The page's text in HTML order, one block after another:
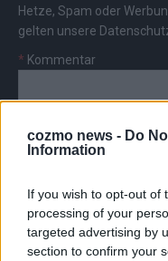
cozmo news - Do
Information
If you wish to opt-out of
processing of your
targeted advertising by
section to confirm your
Hetze, Spam oder
gelten unsere
* Kommentar
Vor- und Nachname
E-Mail